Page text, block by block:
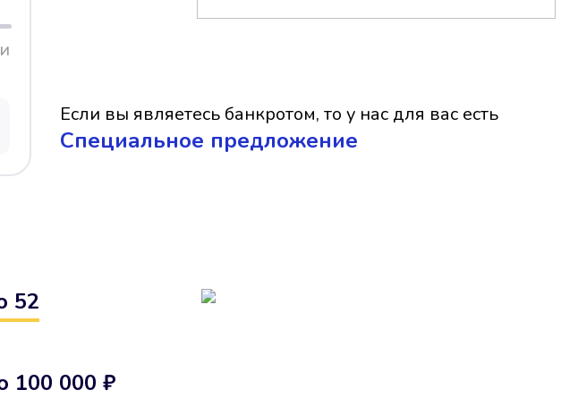
Если вы являетесь банкротом, то у нас для вас есть
Cпециальное предложение
52
100 000 ₽